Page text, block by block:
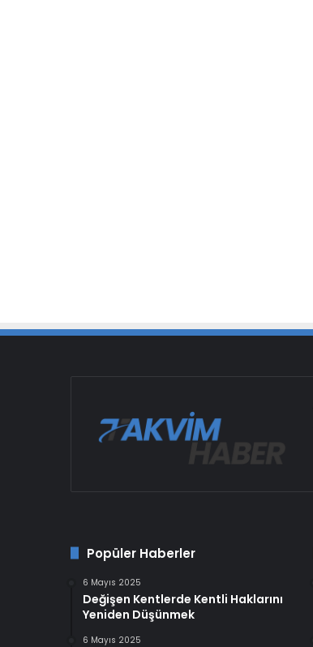
Popüler Haberler
6 Mayıs 2025
Değişen Kentlerde Kentli Haklarını
Yeniden Düşünmek
6 Mayıs 2025